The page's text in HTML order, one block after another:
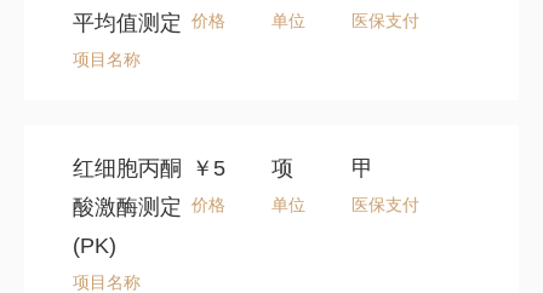
平均值测定
项目名称
价格 单位 医保支付
红细胞丙酮
酸激酶测定
(PK)
项目名称
￥5
价格
项
单位
甲
医保支付